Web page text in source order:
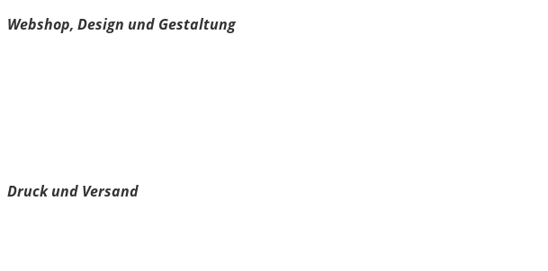
Webshop, Design und Gestaltung
Druck und Versand